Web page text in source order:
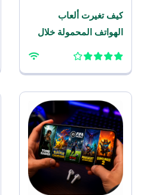
كيف تغيرت ألعاب
الهواتف المحمولة خلال